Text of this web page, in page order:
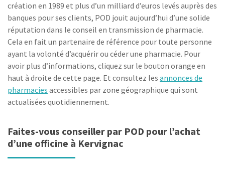
création en 1989 et plus d’un milliard d’euros levés auprès des
banques pour ses clients, POD jouit aujourd’hui d’une solide
réputation dans le conseil en transmission de pharmacie.
Cela en fait un partenaire de référence pour toute personne
ayant la volonté d’acquérir ou céder une pharmacie. Pour
avoir plus d’informations, cliquez sur le bouton orange en
haut à droite de cette page. Et consultez les annonces de
pharmacies accessibles par zone géographique qui sont
actualisées quotidiennement.
Faites-vous conseiller par POD pour l’achat
d’une officine à Kervignac